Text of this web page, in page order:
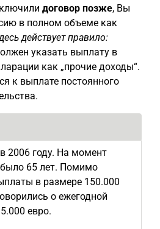
договор позже, Вы
в полном объеме как
действует правило:
указать выплату в
как „прочие доходы“.
к выплате постоянного
2006 году. На момент
65 лет. Помимо
в размере 150.000
о ежегодной
евро.